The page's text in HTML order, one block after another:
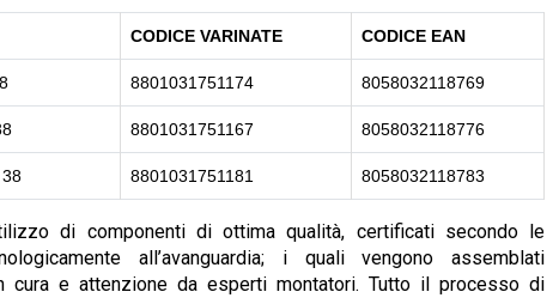
CODICE VARINATE CODICE EAN
8801031751174 8058032118769
8801031751167 8058032118776
8801031751181 8058032118783
di componenti di ottima qualità, certificati secondo le
all’avanguardia; i quali vengono assemblati
cura e attenzione da esperti montatori. Tutto il processo di